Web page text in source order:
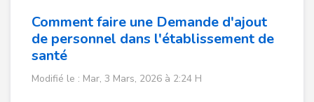
Comment faire une Demande d'ajout
de personnel dans l'établissement de
santé
Modifié le : Mar, 3 Mars, 2026 à 2:24 H